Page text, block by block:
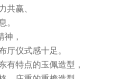
赢、
。
，
仪式感十足。
特点的玉佩造型，